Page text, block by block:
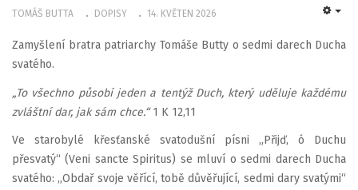
TOMÁŠ BUTTA DOPISY 14. KVĚTEN 2026
Zamyšlení bratra patriarchy Tomáše Butty o sedmi darech Ducha
svatého.
„To všechno působí jeden a tentýž Duch, který uděluje každému
zvláštní dar, jak sám chce.“1 K 12,11
Ve starobylé křesťanské svatodušní písni „Přijď, ó Duchu
přesvatý“ (Veni sancte Spiritus) se mluví o sedmi darech Ducha
svatého: „Obdař svoje věřící, tobě důvěřující, sedmi dary svatými“